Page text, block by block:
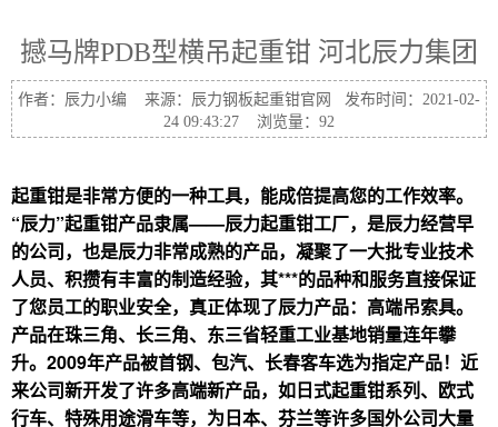
撼马牌PDB型横吊起重钳 河北辰力集团
作者：辰力小编 来源：辰力钢板起重钳官网 发布时间：2021-02-
24 09:43:27 浏览量：92
起重钳是非常方便的一种工具，能成倍提高您的工作效率。
“辰力”起重钳产品隶属——辰力起重钳工厂，是辰力经营早
的公司，也是辰力非常成熟的产品，凝聚了一大批专业技术
人员、积攒有丰富的制造经验，其***的品种和服务直接保证
了您员工的职业安全，真正体现了辰力产品：高端吊索具。
产品在珠三角、长三角、东三省轻重工业基地销量连年攀
升。2009年产品被首钢、包汽、长春客车选为指定产品！近
来公司新开发了许多高端新产品，如日式起重钳系列、欧式
行车、特殊用途滑车等，为日本、芬兰等许多国外公司大量